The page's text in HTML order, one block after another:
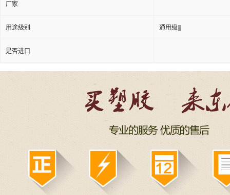
厂家
用途级别 通用级|||
是否进口